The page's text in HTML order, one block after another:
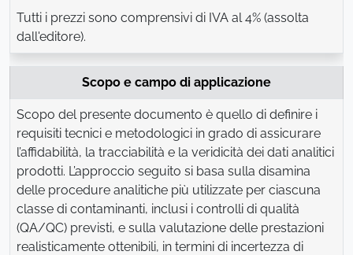
Tutti i prezzi sono comprensivi di IVA al 4% (assolta
dall'editore).
Scopo e campo di applicazione
Scopo del presente documento è quello di definire i
requisiti tecnici e metodologici in grado di assicurare
l’affidabilità, la tracciabilità e la veridicità dei dati analitici
prodotti. L’approccio seguito si basa sulla disamina
delle procedure analitiche più utilizzate per ciascuna
classe di contaminanti, inclusi i controlli di qualità
(QA/QC) previsti, e sulla valutazione delle prestazioni
realisticamente ottenibili, in termini di incertezza di